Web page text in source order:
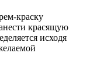
краску
красящую
исходя